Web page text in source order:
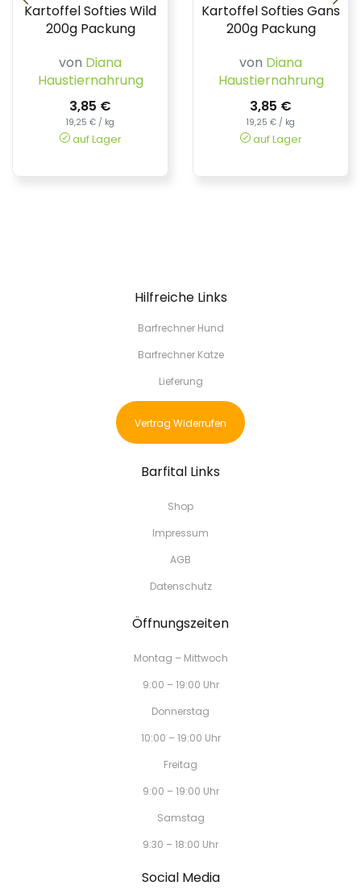
Kartoffel Softies Wild
200g Packung
von Diana
Haustiernahrung
3,85 €
19,25 € / kg
auf Lager
Kartoffel Softies Gans
200g Packung
von Diana
Haustiernahrung
3,85 €
19,25 € / kg
auf Lager
Hilfreiche Links
Barfrechner Hund
Barfrechner Katze
Lieferung
Vertrag Widerrufen
Barfital Links
Shop
Impressum
AGB
Datenschutz
Öffnungszeiten
Montag – Mittwoch
9:00 – 19:00 Uhr
Donnerstag
10:00 – 19:00 Uhr
Freitag
9:00 – 19:00 Uhr
Samstag
9:30 – 18:00 Uhr
Social Media